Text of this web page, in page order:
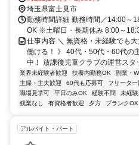
埼玉県富士見市
勤務時間詳細 勤務時間／14:00～
OK ※土曜日・長期休み 8:00～
仕事内容 ＼ 無資格・未経験でも
働ける！ 》 40代・50代・60代の
中！ 放課後児童クラブの運営スタ
業界未経験者歓迎 扶養内勤務OK 副業・
主婦・主夫歓迎
60代も応募可 フリーター
職場見学可
平日のみOK 経験不問 未経
残業なし
有資格者歓迎 夕方 ブランクOK
アルバイト・パート